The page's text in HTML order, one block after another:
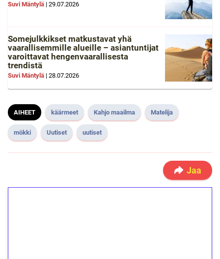
Suvi Mäntylä | 29.07.2026
Somejulkkikset matkustavat yhä
vaarallisemmille alueille – asiantuntijat
varoittavat hengenvaarallisesta
trendistä
Suvi Mäntylä | 28.07.2026
AIHEET käärmeet Kahjo maailma Matelija
mökki Uutiset uutiset
Jaa